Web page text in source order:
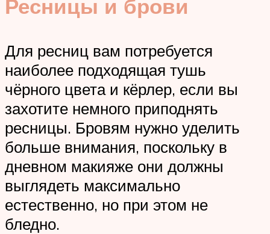
Ресницы и брови
Для ресниц вам потребуется
наиболее подходящая тушь
чёрного цвета и кёрлер, если вы
захотите немного приподнять
ресницы. Бровям нужно уделить
больше внимания, поскольку в
дневном макияже они должны
выглядеть максимально
естественно, но при этом не
бледно.